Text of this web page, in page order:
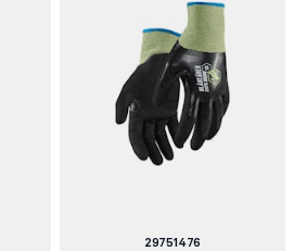
Artikelnummer:
29751476